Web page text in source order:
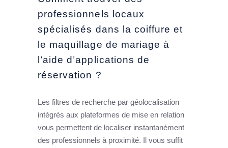
professionnels locaux
spécialisés dans la coiffure et
le maquillage de mariage à
l’aide d’applications de
réservation ?
Les filtres de recherche par géolocalisation
intégrés aux plateformes de mise en relation
vous permettent de localiser instantanément
des professionnels à proximité. Il vous suffit